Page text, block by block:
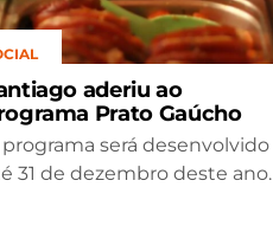
aderiu ao
Prato Gaúcho
programa será desenvolvido
31 de dezembro deste ano.